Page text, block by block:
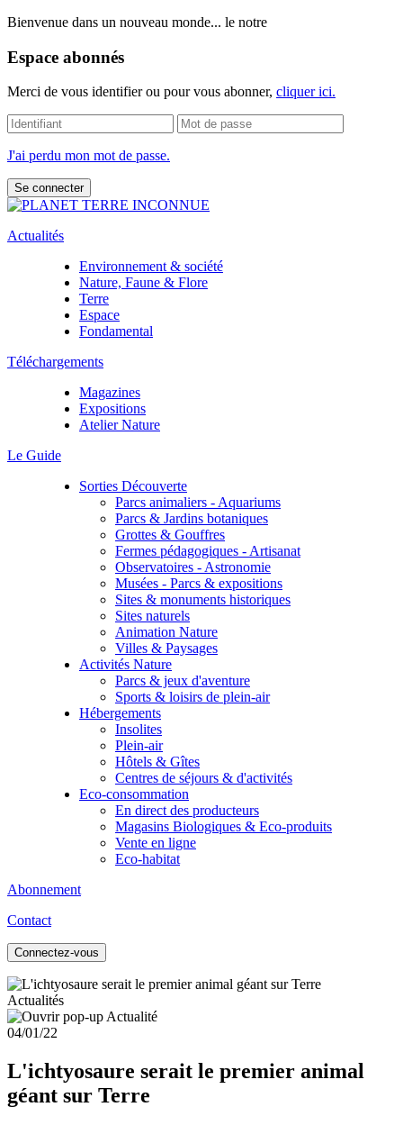
Bienvenue dans un nouveau monde... le notre
Espace abonnés
Merci de vous identifier ou pour vous abonner, cliquer ici.
J'ai perdu mon mot de passe.
Actualités
Environnement & société
Nature, Faune & Flore
Terre
Espace
Fondamental
Téléchargements
Magazines
Expositions
Atelier Nature
Le Guide
Sorties Découverte
Parcs animaliers - Aquariums
Parcs & Jardins botaniques
Grottes & Gouffres
Fermes pédagogiques - Artisanat
Observatoires - Astronomie
Musées - Parcs & expositions
Sites & monuments historiques
Sites naturels
Animation Nature
Villes & Paysages
Activités Nature
Parcs & jeux d'aventure
Sports & loisirs de plein-air
Hébergements
Insolites
Plein-air
Hôtels & Gîtes
Centres de séjours & d'activités
Eco-consommation
En direct des producteurs
Magasins Biologiques & Eco-produits
Vente en ligne
Eco-habitat
Abonnement
Contact
Connectez-vous
Actualités
04/01/22
L'ichtyosaure serait le premier animal
géant sur Terre